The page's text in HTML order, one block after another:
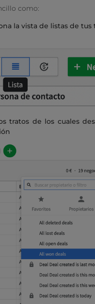
como:
la vista de listas de
tratos de los cuales